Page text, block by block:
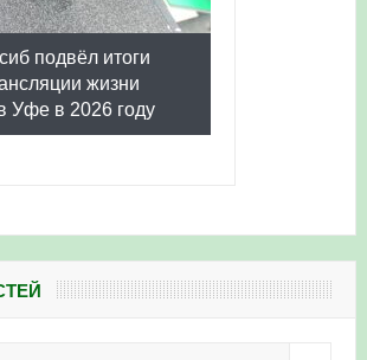
подвёл итоги
жизни
Уфе в 2026 году